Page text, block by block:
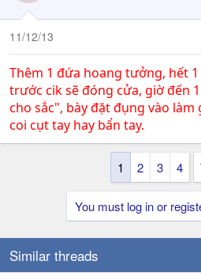
11/12/13
Thêm 1 đứa hoang tưởng, hết
trước cik sẽ đóng cửa, giờ đến
cho sắc", bày đặt đụng vào làm
coi cụt tay hay bẩn tay.
1 2 3 4
You must log in or
Similar threads